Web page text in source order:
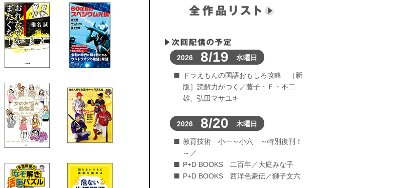
2026 8/19 水曜日
ドラえもんの国語おもしろ攻略 ［新
版］読解力がつく／藤子・Ｆ・不二
雄、弘田マサユキ
2026 8/20 木曜日
教育技術 小一～小六 ～特別復刊！
～／
P+D BOOKS 二百年／大庭みな子
P+D BOOKS 西洋色豪伝／獅子文六